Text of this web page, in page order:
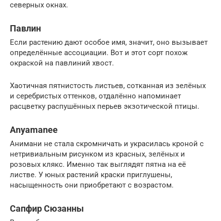
северных окнах.
Павлин
Если растению дают особое имя, значит, оно вызывает
определённые ассоциации. Вот и этот сорт похож
окраской на павлиний хвост.
Хаотичная пятнистость листьев, сотканная из зелёных
и серебристых оттенков, отдалённо напоминает
расцветку распушённых перьев экзотической птицы.
Anyamanee
Анимани не стала скромничать и украсилась кроной с
нетривиальным рисунком из красных, зелёных и
розовых клякс. Именно так выглядят пятна на её
листве. У юных растений краски приглушены,
насыщенность они приобретают с возрастом.
Сапфир Сюзанны